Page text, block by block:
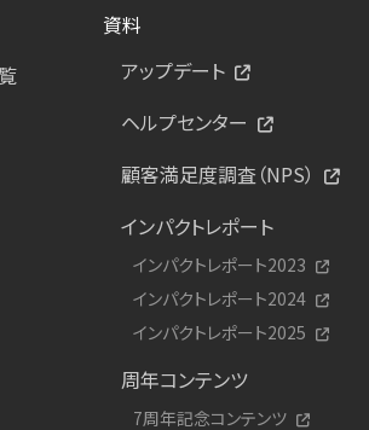
資料
アップデート
ヘルプセンター
顧客満足度調査（NPS）
インパクトレポート
インパクトレポート2023
インパクトレポート2024
インパクトレポート2025
周年コンテンツ
7周年記念コンテンツ